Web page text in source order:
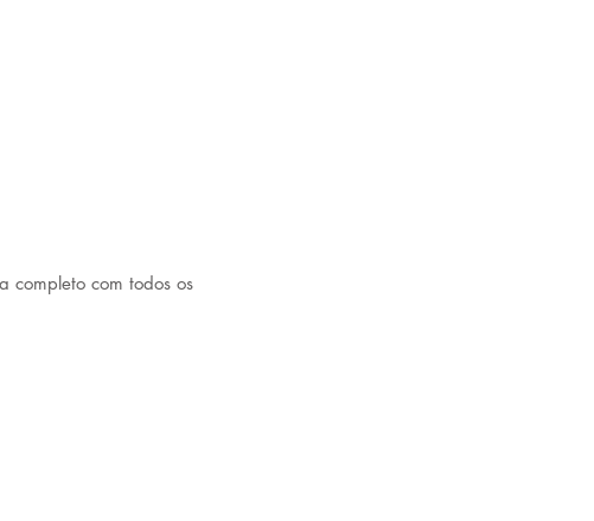
completo com todos os